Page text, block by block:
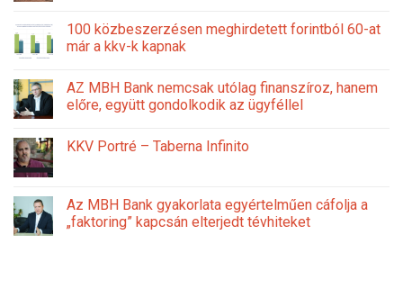
100 közbeszerzésen meghirdetett forintból 60-at
már a kkv-k kapnak
AZ MBH Bank nemcsak utólag finanszíroz, hanem
előre, együtt gondolkodik az ügyféllel
KKV Portré – Taberna Infinito
Az MBH Bank gyakorlata egyértelműen cáfolja a
„faktoring” kapcsán elterjedt tévhiteket